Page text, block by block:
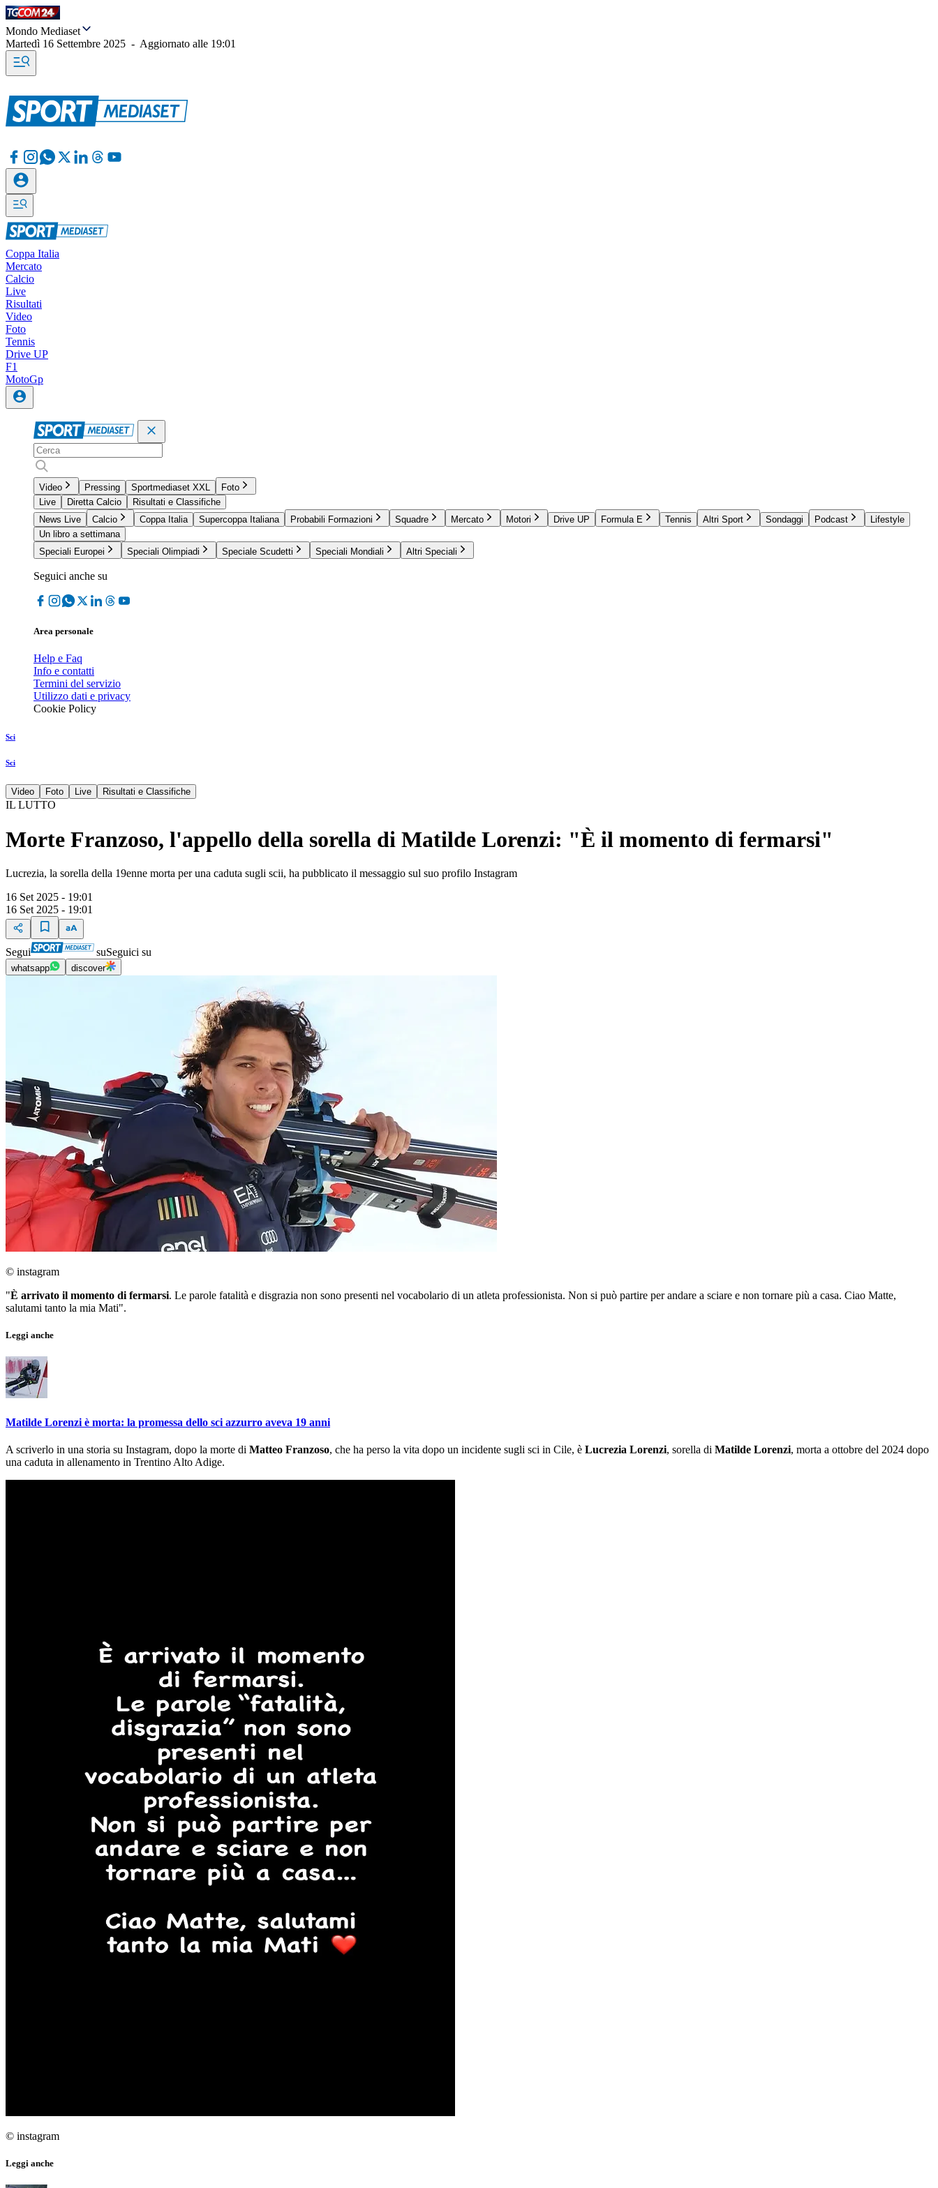
Mondo Mediaset
Martedì 16 Settembre 2025 - Aggiornato alle 19:01
Coppa Italia
Mercato
Calcio
Live
Risultati
Video
Foto
Tennis
Drive UP
F1
MotoGp
Video Pressing Sportmediaset XXL
Foto
Live
Diretta Calcio
Risultati e Classifiche
News Live
Calcio Coppa Italia Supercoppa Italiana Probabili Formazioni Squadre Mercato Motori Drive UP Formula E Tennis Altri Sport Sondaggi Podcast
Lifestyle
Un libro a settimana
Speciali Europei
Speciali Olimpiadi Speciale Scudetti Speciali Mondiali Altri Speciali
Seguici anche su
Area personale
Help e Faq
Info e contatti
Termini del servizio
Utilizzo dati e privacy
Cookie Policy
Sci
Sci
Video Foto Live Risultati e Classifiche
IL LUTTO
Morte Franzoso, l'appello della sorella di Matilde Lorenzi: "È il momento di fermarsi"
Lucrezia, la sorella della 19enne morta per una caduta sugli scii, ha pubblicato il messaggio sul suo profilo Instagram
16 Set 2025 - 19:01
16 Set 2025 - 19:01
Segui suSeguici su
whatsapp discover
© instagram
"È arrivato il momento di fermarsi. Le parole fatalità e disgrazia non sono presenti nel vocabolario di un atleta professionista. Non si può partire per andare a sciare e non tornare più a casa. Ciao Matte,
salutami tanto la mia Mati".
Leggi anche
Matilde Lorenzi è morta: la promessa dello sci azzurro aveva 19 anni
A scriverlo in una storia su Instagram, dopo la morte di Matteo Franzoso, che ha perso la vita dopo un incidente sugli sci in Cile, è Lucrezia Lorenzi, sorella di Matilde Lorenzi, morta a ottobre del 2024 dopo
una caduta in allenamento in Trentino Alto Adige.
© instagram
Leggi anche